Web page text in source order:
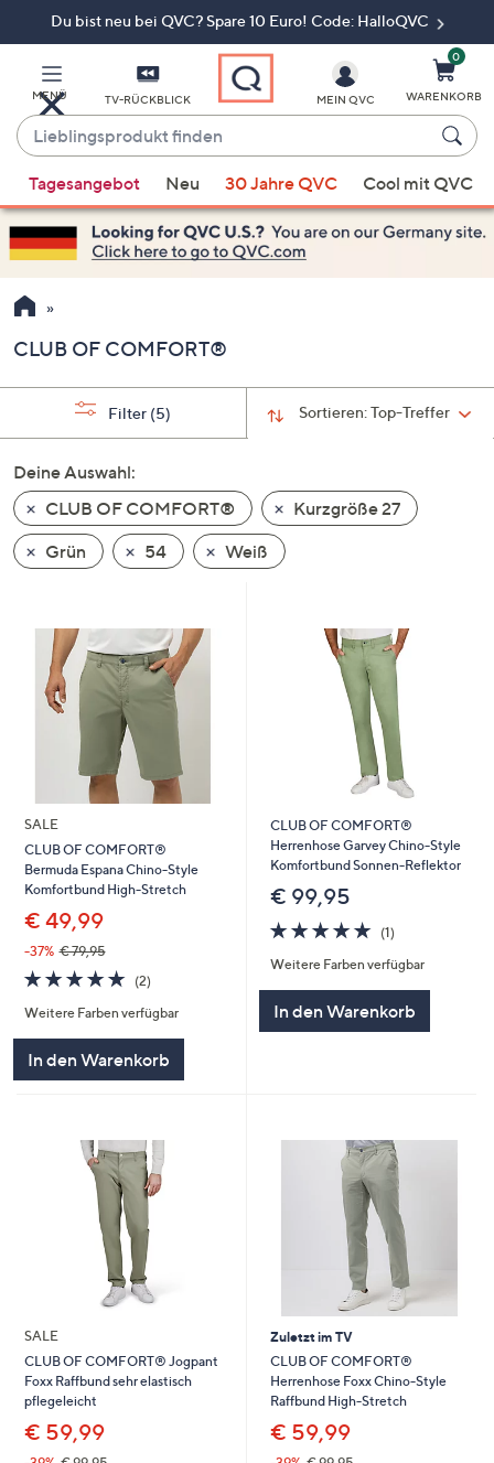
Du bist neu bei QVC? Spare 10 Euro! Code: HalloQVC
MENÜ TV-RÜCKBLICK
Lieblingsprodukt
finden
Vorschläge
verfügbar
sind,
verwenden
Sie
Pfeiltasten
nach
und
nach
unten
oder
wischen
Sie
Geräten
nach
links
diese
anzuzeigen.
MEIN QVC
0
WARENKORB
Tagesangebot Neu 30 Jahre QVC Cool mit QVC
CLUB OF COMFORT®
Sortieren:Top-Treffer
Filter (5)
Deine Auswahl:
CLUB OF COMFORT®
Kurzgröße 27
Grün
54 Weiß
SALE
CLUB OF COMFORT®
Bermuda Espana Chino-Style
Komfortbund High-Stretch
€ 49,99
-37% € 79,95
5.0
von
5
(2)2
Weitere Farben verfügbar
In den Warenkorb
CLUB OF COMFORT®
Herrenhose Garvey Chino-Style
Komfortbund Sonnen-Reflektor
€ 99,95
5.0
von
5
(1)1
Weitere Farben verfügbar
In den Warenkorb
SALE
CLUB OF COMFORT® Jogpant
Foxx Raffbund sehr elastisch
pflegeleicht
€ 59,99
Zuletzt im TV
CLUB OF COMFORT®
Herrenhose Foxx Chino-Style
Raffbund High-Stretch
€ 59,99